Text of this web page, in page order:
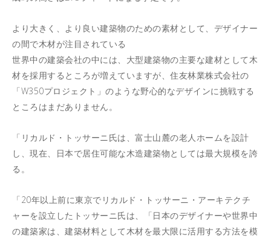
より大きく、より良い建築物のための素材として、デザイナー
の間で木材が注目されている
世界中の建築会社の中には、大型建築物の主要な建材として木
材を採用するところが増えていますが、住友林業株式会社の
「W350プロジェクト」のような野心的なデザインに挑戦する
ところはまだありません。
「リカルド・トッサーニ氏は、富士山麓の老人ホームを設計
し、現在、日本で居住可能な木造建築物としては最大規模を誇
る。
「20年以上前に東京でリカルド・トッサーニ・アーキテクチ
ャーを設立したトッサーニ氏は、「日本のデザイナーや世界中
の建築家は、建築材料として木材を最大限に活用する方法を模